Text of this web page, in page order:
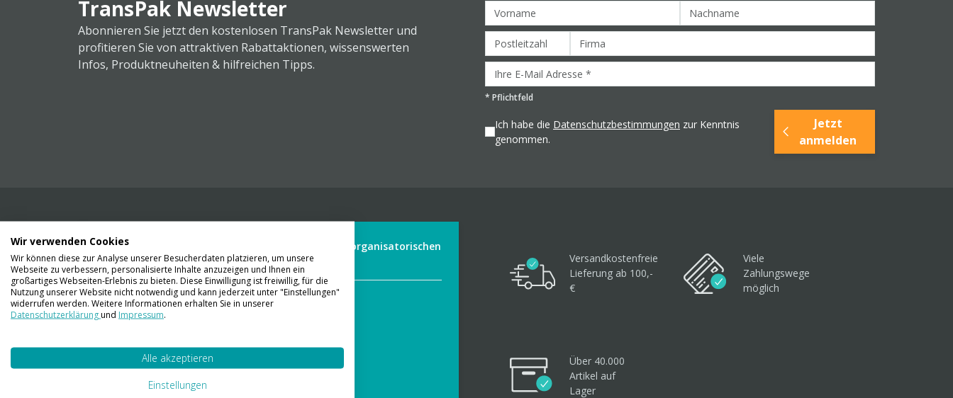
TransPak Newsletter
Abonnieren Sie jetzt den kostenlosen TransPak Newsletter und
profitieren Sie von attraktiven Rabattaktionen, wissenswerten
Infos, Produktneuheiten & hilfreichen Tipps.
* Pflichtfeld
Ich habe die Datenschutzbestimmungen zur Kenntnis
genommen.
Jetzt
anmelden
Wir liefern Ihnen Ihre Ware. Abholung ist leider aus organisatorischen
Gründen nicht möglich.
Kontaktieren Sie uns
01 23 06 03 888
info@transpak.at
Verpackungslexikon
Versandkostenfreie
Lieferung ab 100,-
€
Viele
Zahlungswege
möglich
Über 40.000
Artikel auf
Lager
Wir verwenden Cookies
Wir können diese zur Analyse unserer Besucherdaten platzieren, um unsere
Webseite zu verbessern, personalisierte Inhalte anzuzeigen und Ihnen ein
großartiges Webseiten-Erlebnis zu bieten. Diese Einwilligung ist freiwillig, für die
Nutzung unserer Website nicht notwendig und kann jederzeit unter "Einstellungen"
widerrufen werden. Weitere Informationen erhalten Sie in unserer
Datenschutzerklärungund Impressum.
Alle akzeptieren
Einstellungen